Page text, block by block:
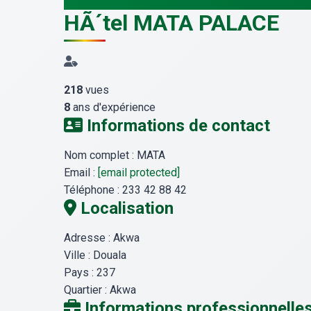
HÃ´tel MATA PALACE
218 vues
8 ans d'expérience
Informations de contact
Nom complet : MATA
Email : [email protected]
Téléphone : 233 42 88 42
Localisation
Adresse : Akwa
Ville : Douala
Pays : 237
Quartier : Akwa